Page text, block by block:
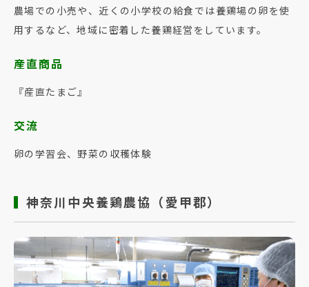
農場での小売や、近くの小学校の給食では養鶏場の卵を使
用するなど、地域に密着した養鶏経営をしています。
産直商品
『産直たまご』
交流
卵の学習会、野菜の収穫体験
神奈川中央養鶏農協（愛甲郡）